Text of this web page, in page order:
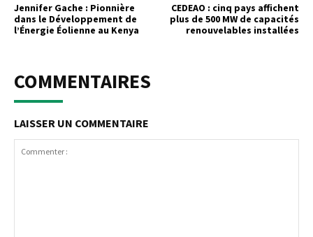
Jennifer Gache : Pionnière
dans le Développement de
l’Énergie Éolienne au Kenya
CEDEAO : cinq pays affichent
plus de 500 MW de capacités
renouvelables installées
COMMENTAIRES
LAISSER UN COMMENTAIRE